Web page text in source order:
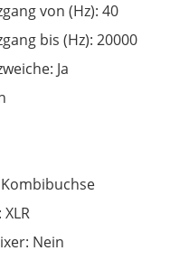
von (Hz): 40
bis (Hz): 20000
Ja
Nein